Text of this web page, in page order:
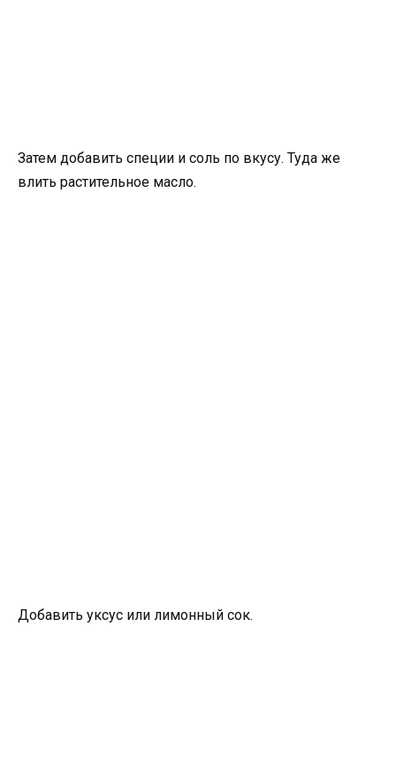
Затем добавить специи и соль по вкусу. Туда же
влить растительное масло.
Добавить уксус или лимонный сок.